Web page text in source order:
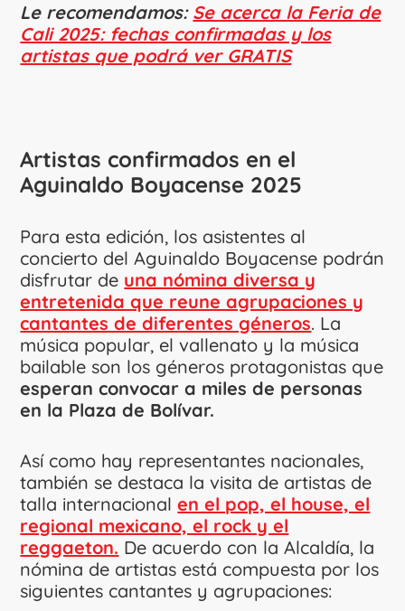
Le recomendamos: Se acerca la Feria de
Cali 2025: fechas confirmadas y los
artistas que podrá ver GRATIS
Artistas confirmados en el
Aguinaldo Boyacense 2025
Para esta edición, los asistentes al
concierto del Aguinaldo Boyacense podrán
disfrutar de una nómina diversa y
entretenida que reune agrupaciones y
cantantes de diferentes géneros. La
música popular, el vallenato y la música
bailable son los géneros protagonistas que
esperan convocar a miles de personas
en la Plaza de Bolívar.
Así como hay representantes nacionales,
también se destaca la visita de artistas de
talla internacionalen el pop, el house, el
regional mexicano, el rock y el
reggaeton. De acuerdo con la Alcaldía, la
nómina de artistas está compuesta por los
siguientes cantantes y agrupaciones: